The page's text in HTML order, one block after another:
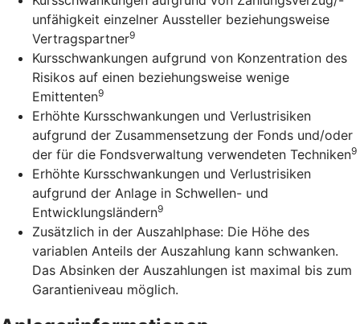
unfähigkeit einzelner Aussteller beziehungsweise
Vertragspartner9
Kursschwankungen aufgrund von Konzentration des
Risikos auf einen beziehungsweise wenige
Emittenten9
Erhöhte Kursschwankungen und Verlustrisiken
aufgrund der Zusammensetzung der Fonds und/oder
der für die Fondsverwaltung verwendeten Techniken9
Erhöhte Kursschwankungen und Verlustrisiken
aufgrund der Anlage in Schwellen- und
Entwicklungsländern9
Zusätzlich in der Auszahlphase: Die Höhe des
variablen Anteils der Auszahlung kann schwanken.
Das Absinken der Auszahlungen ist maximal bis zum
Garantieniveau möglich.